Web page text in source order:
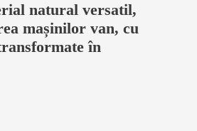
natural versatil,
mașinilor van, cu
în